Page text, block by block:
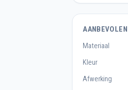
Materiaal
Kleur
Afwerking